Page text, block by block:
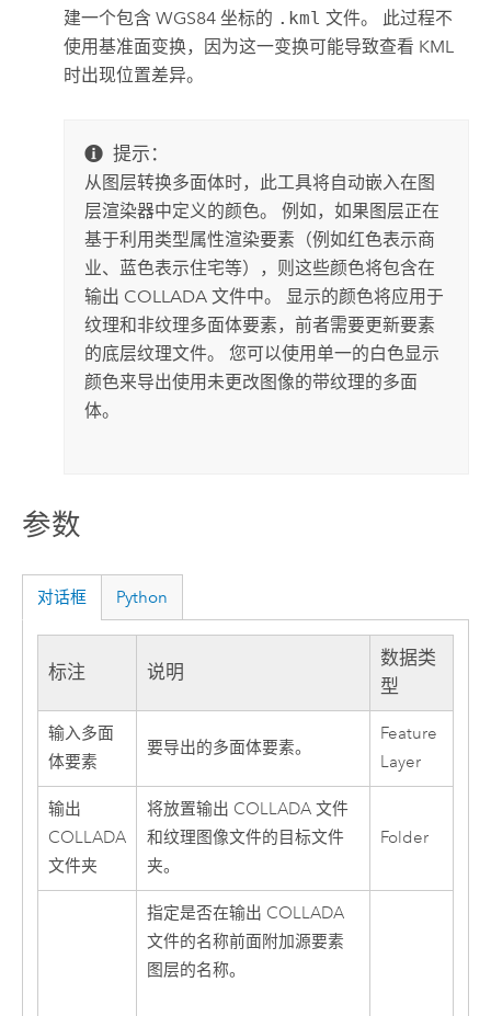
建一个包含 WGS84 坐标的 .kml 文件。 此过程不
使用基准面变换，因为这一变换可能导致查看 KML
时出现位置差异。
提示：
从图层转换多面体时，此工具将自动嵌入在图
层渲染器中定义的颜色。 例如，如果图层正在
基于利用类型属性渲染要素（例如红色表示商
业、蓝色表示住宅等），则这些颜色将包含在
输出 COLLADA 文件中。 显示的颜色将应用于
纹理和非纹理多面体要素，前者需要更新要素
的底层纹理文件。 您可以使用单一的白色显示
颜色来导出使用未更改图像的带纹理的多面
体。
参数
对话框 Python
标注 说明
数据类
型
输入多面
体要素
要导出的多面体要素。
Feature
Layer
输出
COLLADA
文件夹
将放置输出 COLLADA 文件
和纹理图像文件的目标文件
夹。
Folder
指定是否在输出 COLLADA
文件的名称前面附加源要素
图层的名称。